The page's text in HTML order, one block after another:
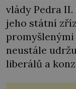
vlády Pedra
jeho státní
neustále
liberálů a